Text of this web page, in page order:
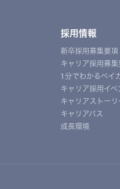
採用情報
新卒採用募集要項
キャリア採用募集
1分でわかるベイ
キャリア採用イベ
キャリアストーリ
キャリアパス
成長環境